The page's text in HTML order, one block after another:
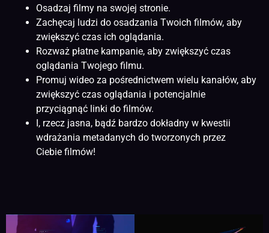
Osadzaj filmy na swojej stronie.
Zachęcaj ludzi do osadzania Twoich filmów, aby
zwiększyć czas ich oglądania.
Rozważ płatne kampanie, aby zwiększyć czas
oglądania Twojego filmu.
Promuj wideo za pośrednictwem wielu kanałów, aby
zwiększyć czas oglądania i potencjalnie
przyciągnąć linki do filmów.
I, rzecz jasna, bądź bardzo dokładny w kwestii
wdrażania metadanych do tworzonych przez
Ciebie filmów!